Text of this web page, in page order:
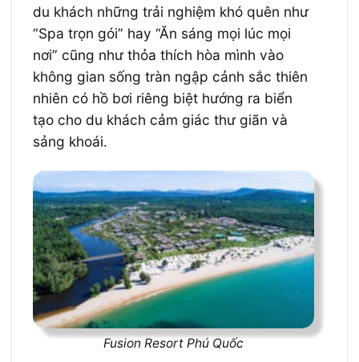
du khách những trải nghiệm khó quên như
“Spa trọn gói” hay “Ăn sáng mọi lúc mọi
nơi” cũng như thỏa thích hòa mình vào
không gian sống tràn ngập cảnh sắc thiên
nhiên có hồ bơi riêng biệt hướng ra biển
tạo cho du khách cảm giác thư giãn và
sảng khoái.
Fusion Resort Phú Quốc